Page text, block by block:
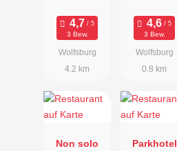
3 Bew.
Wolfsburg
4.2 km
3 Bew.
Wolfsburg
0.8 km
Non solo Parkhotel